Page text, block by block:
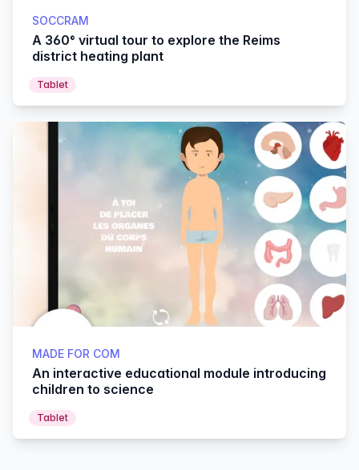
SOCCRAM
A 360° virtual tour to explore the Reims
district heating plant
Tablet
MADE FOR COM
An interactive educational module introducing
children to science
Tablet